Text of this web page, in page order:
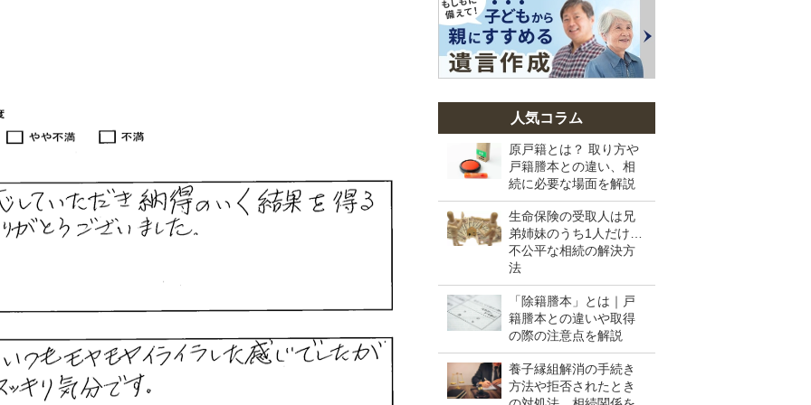
人気コラム
原戸籍とは？ 取り方や
戸籍謄本との違い、相
続に必要な場面を解説
生命保険の受取人は兄
弟姉妹のうち1人だけ…
不公平な相続の解決方
法
「除籍謄本」とは｜戸
籍謄本との違いや取得
の際の注意点を解説
養子縁組解消の手続き
方法や拒否されたとき